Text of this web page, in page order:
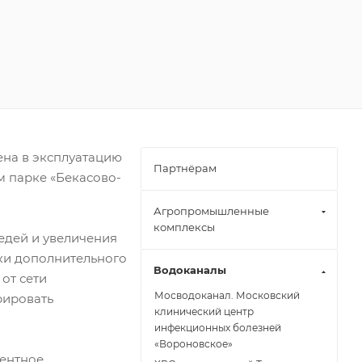
в эксплуатацию
парке «Бекасово-
и увеличения
дополнительного
сети
Партнёрам
Агропромышленные
комплексы
Водоканалы
Мосводоканал. Московский
клинический центр
инфекционных болезней
«Вороновское»